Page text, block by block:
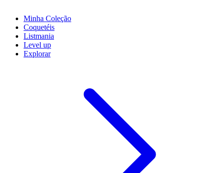
Minha Coleção
Coquetéis
Listmania
Level up
Explorar